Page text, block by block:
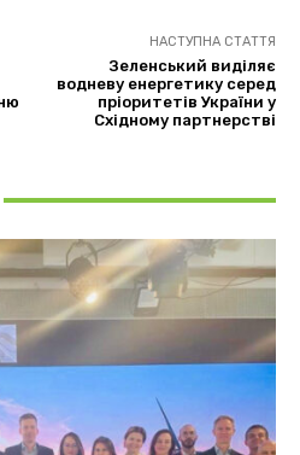
НАСТУПНА СТАТТЯ
Зеленський виділяє
водневу енергетику серед
пріоритетів України у
Східному партнерстві